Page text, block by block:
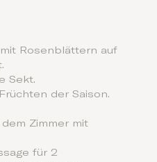
Rosenblättern auf
Sekt.
der Saison.
Zimmer mit
für 2